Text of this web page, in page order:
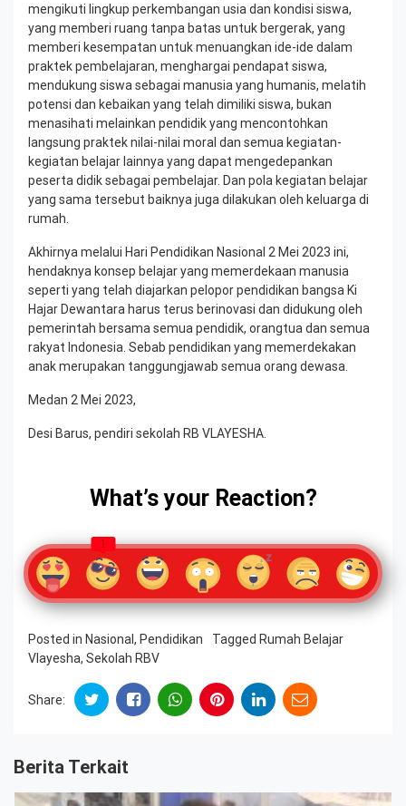
mengikuti lingkup perkembangan usia dan kondisi siswa,
yang memberi ruang tanpa batas untuk bergerak, yang
memberi kesempatan untuk menuangkan ide-ide dalam
praktek pembelajaran, menghargai pendapat siswa,
mendukung siswa sebagai manusia yang humanis, melatih
potensi dan kebaikan yang telah dimiliki siswa, bukan
menasihati melainkan pendidik yang mencontohkan
langsung praktek nilai-nilai moral dan semua kegiatan-
kegiatan belajar lainnya yang dapat mengedepankan
peserta didik sebagai pembelajar. Dan pola kegiatan belajar
yang sama tersebut baiknya juga dilakukan oleh keluarga di
rumah.
Akhirnya melalui Hari Pendidikan Nasional 2 Mei 2023 ini,
hendaknya konsep belajar yang memerdekaan manusia
seperti yang telah diajarkan pelopor pendidikan bangsa Ki
Hajar Dewantara harus terus berinovasi dan didukung oleh
pemerintah bersama semua pendidik, orangtua dan semua
rakyat Indonesia. Sebab pendidikan yang memerdekakan
anak merupakan tanggungjawab semua orang dewasa.
Medan 2 Mei 2023,
Desi Barus, pendiri sekolah RB VLAYESHA.
What’s your Reaction?
1
Posted in Nasional , Pendidikan Tagged Rumah Belajar
Vlayesha, Sekolah RBV
Share:
Berita Terkait